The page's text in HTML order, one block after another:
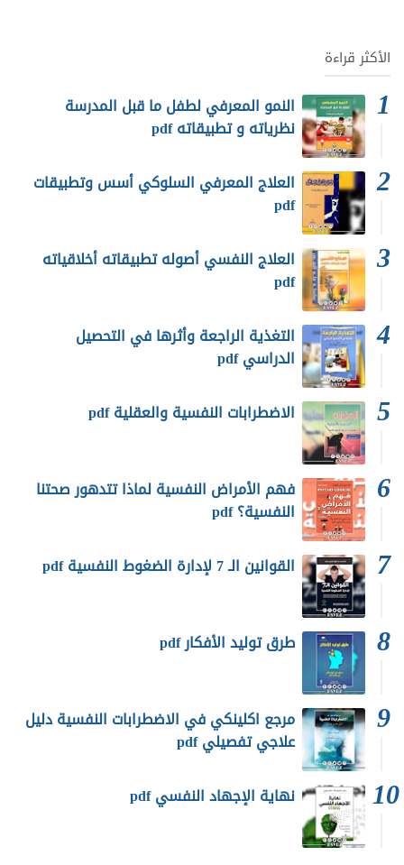
الأكثر قراءة
النمو المعرفي لطفل ما قبل المدرسة
نظرياته و تطبيقاته pdf
العلاج المعرفي السلوكي أسس وتطبيقات
pdf
العلاج النفسي أصوله تطبيقاته أخلاقياته
pdf
التغذية الراجعة وأثرها في التحصيل
الدراسي pdf
الاضطرابات النفسية والعقلية pdf
فهم الأمراض النفسية لماذا تتدهور صحتنا
النفسية؟ pdf
القوانين الـ 7 لإدارة الضغوط النفسية pdf
طرق توليد الأفكار pdf
مرجع اكلينكي في الاضطرابات النفسية دليل
علاجي تفصيلي pdf
نهاية الإجهاد النفسي pdf